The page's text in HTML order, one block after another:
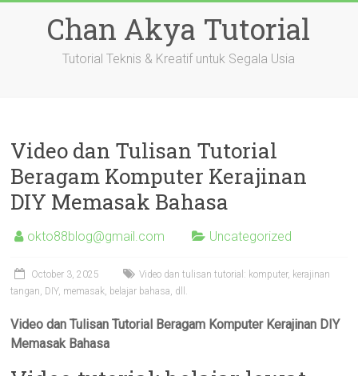
Chan Akya Tutorial
Tutorial Teknis & Kreatif untuk Segala Usia
Video dan Tulisan Tutorial
Beragam Komputer Kerajinan
DIY Memasak Bahasa
okto88blog@gmail.com Uncategorized
October 3, 2025
Video dan tulisan tutorial: komputer, kerajinan
tangan, DIY, memasak, belajar bahasa, dll.
Video dan Tulisan Tutorial Beragam Komputer Kerajinan DIY
Memasak Bahasa